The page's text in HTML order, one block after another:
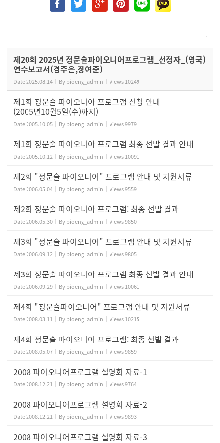
제20회 2025년 정문술파이오니어프로그램_선정자_(영국)
연수보고서(경주은,장여준)
Date2025.08.14 Bybioeng_admin Views10249
제1회 정문술 파이오니아 프로그램 신청 안내
(2005년10월5일(수)까지)
Date2005.10.05 Bybioeng_admin Views9979
제1회 정문술 파이오니아 프로그램 최종 선발 결과 안내
Date2005.10.12 Bybioeng_admin Views10091
제2회 "정문술 파이오니어" 프로그램 안내 및 지원서류
Date2006.05.04 Bybioeng_admin Views9559
제2회 정문술 파이오니아 프로그램: 최종 선발 결과
Date2006.05.30 Bybioeng_admin Views9850
제3회 "정문술 파이오니어" 프로그램 안내 및 지원서류
Date2006.09.12 Bybioeng_admin Views9805
제3회 정문술 파이오니아 프로그램 최종 선발 결과 안내
Date2006.09.29 Bybioeng_admin Views10061
제4회 "정문술파이오니어" 프로그램 안내 및 지원서류
Date2008.03.11 Bybioeng_admin Views10215
제4회 정문술 파이오니어 프로그램: 최종 선발 결과
Date2008.05.07 Bybioeng_admin Views9859
2008 파이오니어프로그램 설명회 자료-1
Date2008.12.21 Bybioeng_admin Views9764
2008 파이오니어프로그램 설명회 자료-2
Date2008.12.21 Bybioeng_admin Views9893
2008 파이오니어프로그램 설명회 자료-3